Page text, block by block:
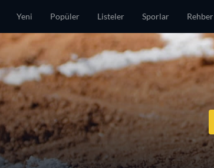
Yeni Popüler Listeler Sporlar Rehber